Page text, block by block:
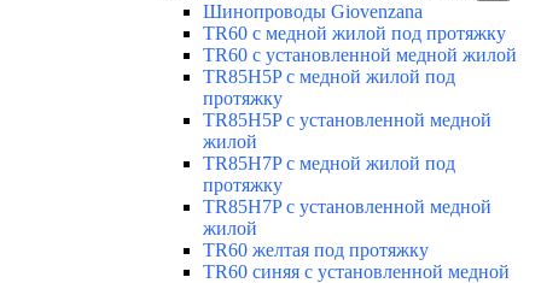
Шинопроводы Giovenzana
TR60 с медной жилой под протяжку
TR60 с установленной медной жилой
TR85H5P с медной жилой под
протяжку
TR85H5P с установленной медной
жилой
TR85H7P с медной жилой под
протяжку
TR85H7P с установленной медной
жилой
TR60 желтая под протяжку
TR60 синяя с установленной медной